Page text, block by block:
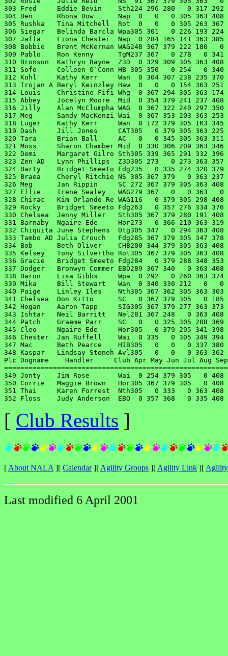
[ Club Results ]
[About NALA][ Calendar][Agility Groups ][Agility Link ][Agility
Last modified 6 April 2001